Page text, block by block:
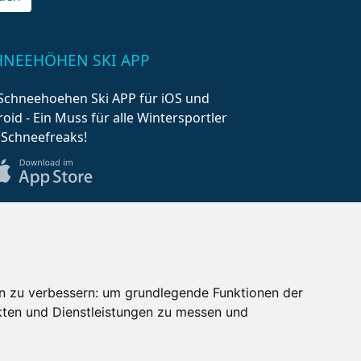
zu verbessern: um grundlegende Funktionen der
und Dienstleistungen zu messen und
SKI APP
Ski APP für iOS und
- Ein Muss für alle Wintersportler
Newsletter Mediadaten